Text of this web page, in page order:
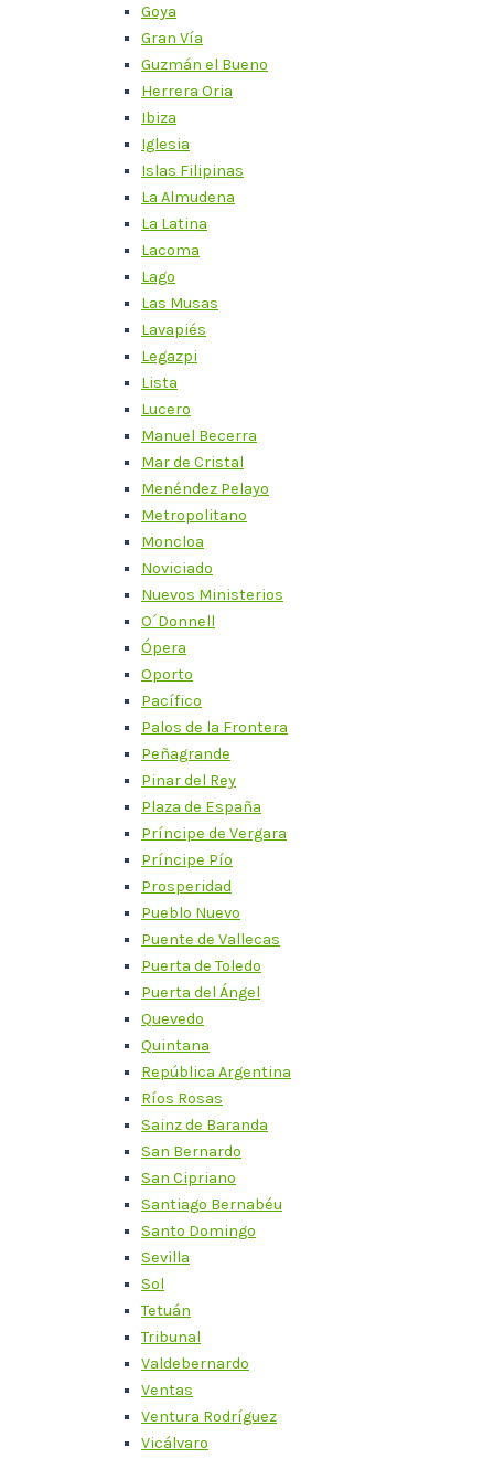
Goya
Gran Vía
Guzmán el Bueno
Herrera Oria
Ibiza
Iglesia
Islas Filipinas
La Almudena
La Latina
Lacoma
Lago
Las Musas
Lavapiés
Legazpi
Lista
Lucero
Manuel Becerra
Mar de Cristal
Menéndez Pelayo
Metropolitano
Moncloa
Noviciado
Nuevos Ministerios
O´Donnell
Ópera
Oporto
Pacífico
Palos de la Frontera
Peñagrande
Pinar del Rey
Plaza de España
Príncipe de Vergara
Príncipe Pío
Prosperidad
Pueblo Nuevo
Puente de Vallecas
Puerta de Toledo
Puerta del Ángel
Quevedo
Quintana
República Argentina
Ríos Rosas
Sainz de Baranda
San Bernardo
San Cipriano
Santiago Bernabéu
Santo Domingo
Sevilla
Sol
Tetuán
Tribunal
Valdebernardo
Ventas
Ventura Rodríguez
Vicálvaro